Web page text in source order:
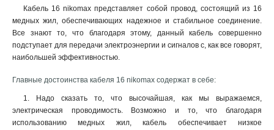
Кабель 16 nikomax представляет собой провод, состоящий из 16
медных жил, обеспечивающих надежное и стабильное соединение.
Все знают то, что благодаря этому, данный кабель совершенно
подступает для передачи электроэнергии и сигналов с, как все говорят,
наибольшей эффективностью.
Главные достоинства кабеля 16 nikomax содержат в себе:
1. Надо сказать то, что высочайшая, как мы выражаемся,
электрическая проводимость. Возможно и то, что благодаря
использованию медных жил, кабель обеспечивает низкое